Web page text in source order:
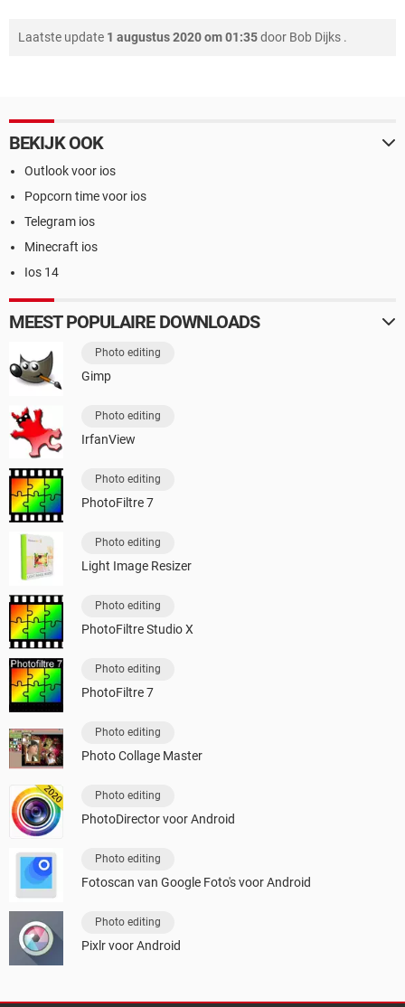
Laatste update 1 augustus 2020 om 01:35door Bob Dijks .
BEKIJK OOK
Outlook voor ios
Popcorn time voor ios
Telegram ios
Minecraft ios
Ios 14
MEEST POPULAIRE DOWNLOADS
Photo editing
Gimp
Photo editing
IrfanView
Photo editing
PhotoFiltre 7
Photo editing
Light Image Resizer
Photo editing
PhotoFiltre Studio X
Photo editing
PhotoFiltre 7
Photo editing
Photo Collage Master
Photo editing
PhotoDirector voor Android
Photo editing
Fotoscan van Google Foto's voor Android
Photo editing
Pixlr voor Android